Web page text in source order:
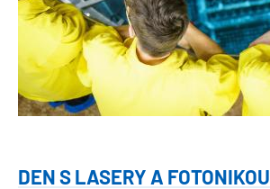
DEN S LASERY A FOTONIKOU